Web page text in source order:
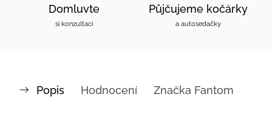
Domluvte
si konzultaci
Půjčujeme kočárky
a autosedačky
Popis Hodnocení Značka Fantom